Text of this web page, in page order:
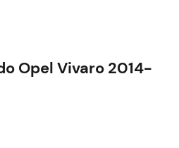
Opel Vivaro 2014-